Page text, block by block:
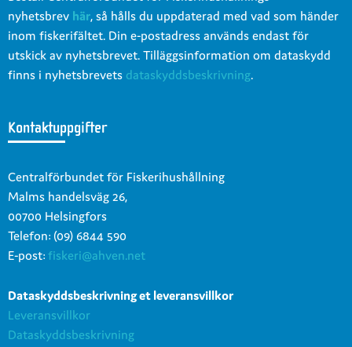
nyhetsbrev här, så hålls du uppdaterad med vad som händer
inom fiskerifältet. Din e-postadress används endast för
utskick av nyhetsbrevet. Tilläggsinformation om dataskydd
finns i nyhetsbrevets dataskyddsbeskrivning.
Kontaktuppgifter
Centralförbundet för Fiskerihushållning
Malms handelsväg 26,
00700 Helsingfors
Telefon: (09) 6844 590
E-post: fiskeri@ahven.net
Dataskyddsbeskrivning et leveransvillkor
Leveransvillkor
Dataskyddsbeskrivning